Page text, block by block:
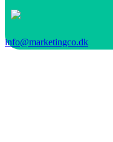
info@marketingco.dk